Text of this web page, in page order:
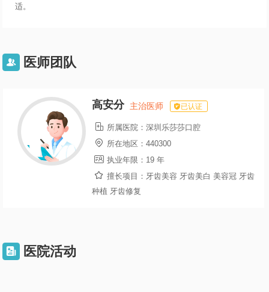
适。
 医师团队
高安分 主治医师 已认证
 所属医院： 深圳乐莎莎口腔
 所在地区： 440300
 执业年限： 19 年
 擅长项目： 牙齿美容 牙齿美白 美容冠 牙齿
种植 牙齿修复
 医院活动